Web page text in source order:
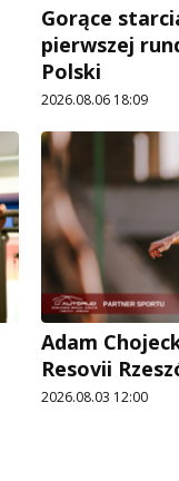
Gorące
pierwszej
Polski
2026.08.06 18:09
Adam
Resovii
2026.08.03 12:00